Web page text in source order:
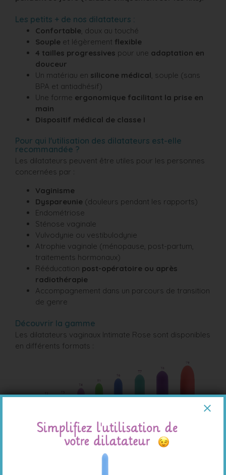
Les petits + de nos dilatateurs :
Confortable , doux au touché
Souple et légèrement flexible
4 tailles progressives pour une adaptation en
douceur
Un matériau en silicone médical , souple (sans
BPA et antiadhésif)
Une forme ergonomique facilitant la prise en
main
Dispositif médical de classe I
Pour qui l'utilisation des dilatateurs est-elle
recommandée ?
Les dilatateurs peuvent être utiles pour les personnes
concernées par :
Vaginisme
Dyspareunie (douleurs pendant les rapports)
Endométriose
Sténose vaginale
Vulvodynie ou vestibulodynie
Atrophie vaginale (ménopause, post-partum,
traitements hormonaux)
Rééducation post-opératoire ou après
radiothérapie
Accompagnement dans un parcours de transition
de genre
Découvrir la gamme
Les dilatateurs vaginaux Intimate Rose sont disponibles
en différents formats :
Pack Small (Tailles 1 à 4)